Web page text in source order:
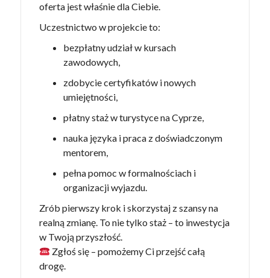
oferta jest właśnie dla Ciebie.
Uczestnictwo w projekcie to:
bezpłatny udział w kursach
zawodowych,
zdobycie certyfikatów i nowych
umiejętności,
płatny staż w turystyce na Cyprze,
nauka języka i praca z doświadczonym
mentorem,
pełna pomoc w formalnościach i
organizacji wyjazdu.
Zrób pierwszy krok i skorzystaj z szansy na
realną zmianę. To nie tylko staż – to inwestycja
w Twoją przyszłość.
Zgłoś się – pomożemy Ci przejść całą
drogę.